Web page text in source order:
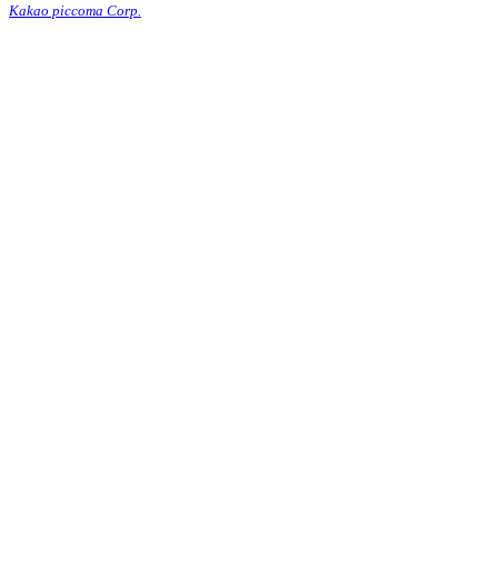
Kakao piccoma Corp.